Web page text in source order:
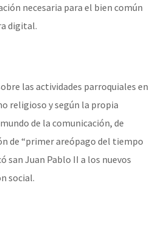
necesaria para el bien común
digital.
las actividades parroquiales en
religioso y según la propia
de la comunicación, de
de “primer areópago del tiempo
san Juan Pablo II a los nuevos
social.